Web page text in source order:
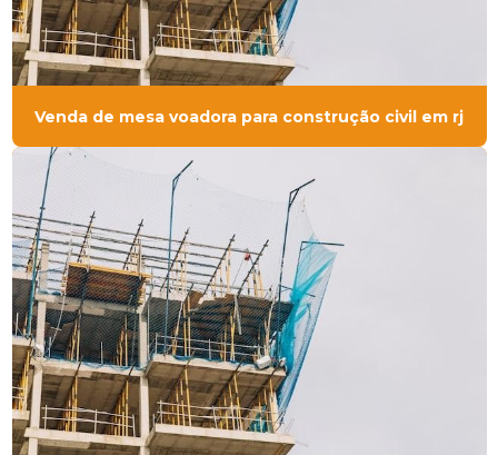
Venda de mesa voadora para construção civil em rj